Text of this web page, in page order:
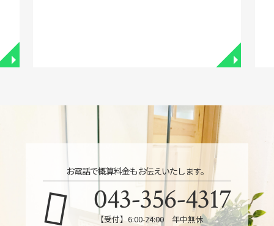
◥ ◥
お電話で概算料金もお伝えいたします。
043-356-4317
【受付】6:00-24:00 年中無休